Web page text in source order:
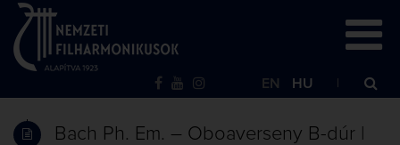
EN HU
Bach Ph. Em. – Oboaverseny B-dúr |